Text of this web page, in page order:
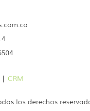
| CRM
los derechos